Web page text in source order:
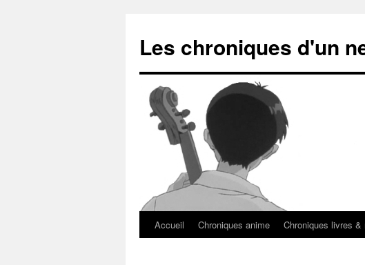
Les chroniques d'un
Accueil Chroniques anime Chroniques livres &